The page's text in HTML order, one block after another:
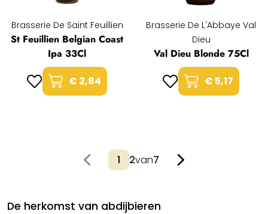
Brasserie De Saint Feuillien
St Feuillien Belgian Coast
Ipa 33Cl
€ 2,84
Brasserie De L'Abbaye Val
Dieu
Val Dieu Blonde 75Cl
€ 5,17
2van7
De herkomst van abdijbieren